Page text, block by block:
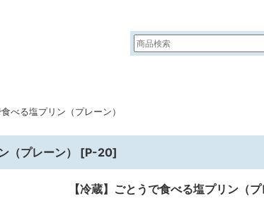
べる塩プリン（プレーン）
（プレーン） [P-20]
【冷蔵】ごとうで食べる塩プリン（プ